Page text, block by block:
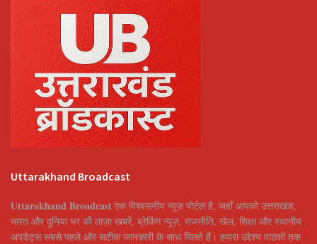
Uttarakhand Broadcast
Uttarakhand Broadcast एक विश्वसनीय न्यूज़ पोर्टल है, जहाँ आपको उत्तराखंड,
भारत और दुनिया भर की ताज़ा खबरें, ब्रेकिंग न्यूज़, राजनीति, खेल, शिक्षा और स्थानीय
अपडेट्स सबसे पहले और सटीक जानकारी के साथ मिलते हैं। हमारा उद्देश्य पाठकों तक